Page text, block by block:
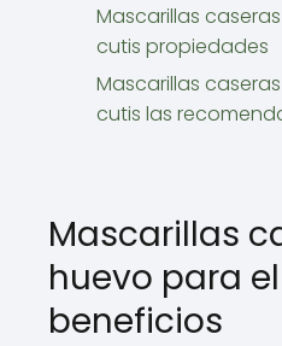
Mascarillas
cutis propiedades
Mascarillas
cutis las
Mascarillas
huevo para
beneficios